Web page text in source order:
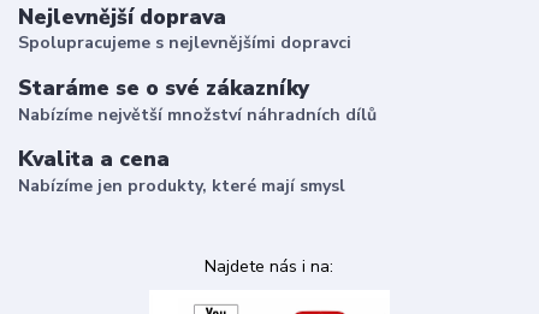
Nejlevnější doprava
Spolupracujeme s nejlevnějšími dopravci
Staráme se o své zákazníky
Nabízíme největší množství náhradních dílů
Kvalita a cena
Nabízíme jen produkty, které mají smysl
Najdete nás i na: